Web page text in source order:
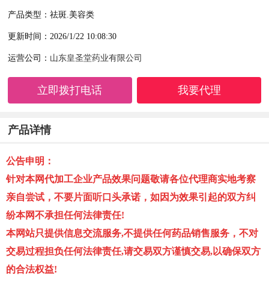
产品类型：祛斑.美容类
更新时间：2026/1/22 10:08:30
运营公司： 山东皇圣堂药业有限公司
立即拨打电话 我要代理
产品详情
公告申明：
针对本网代加工企业产品效果问题敬请各位代理商实地考察
亲自尝试，不要片面听口头承诺，如因为效果引起的双方纠
纷本网不承担任何法律责任!
本网站只提供信息交流服务,不提供任何药品销售服务，不对
交易过程担负任何法律责任,请交易双方谨慎交易,以确保双方
的合法权益!